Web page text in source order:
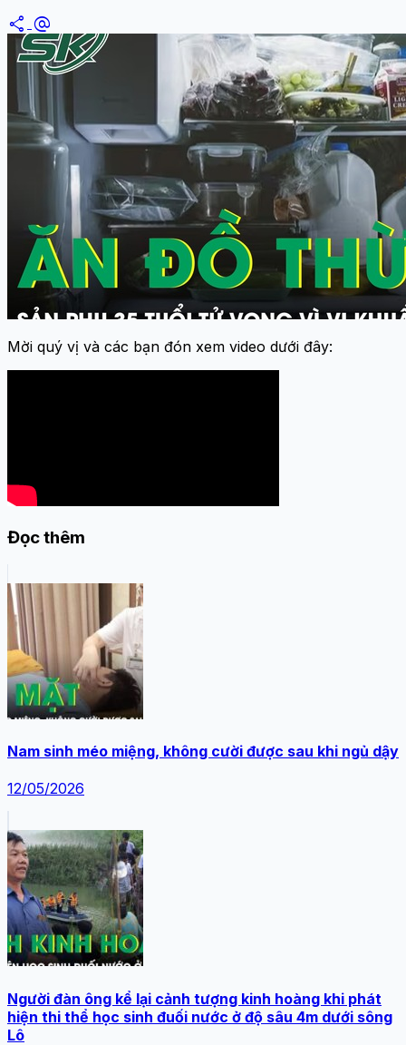
share alternate_email
Mời quý vị và các bạn đón xem video dưới đây:
Đọc thêm
Nam sinh méo miệng, không cười được sau khi ngủ dậy
12/05/2026
Người đàn ông kể lại cảnh tượng kinh hoàng khi phát
hiện thi thể học sinh đuối nước ở độ sâu 4m dưới sông
Lô